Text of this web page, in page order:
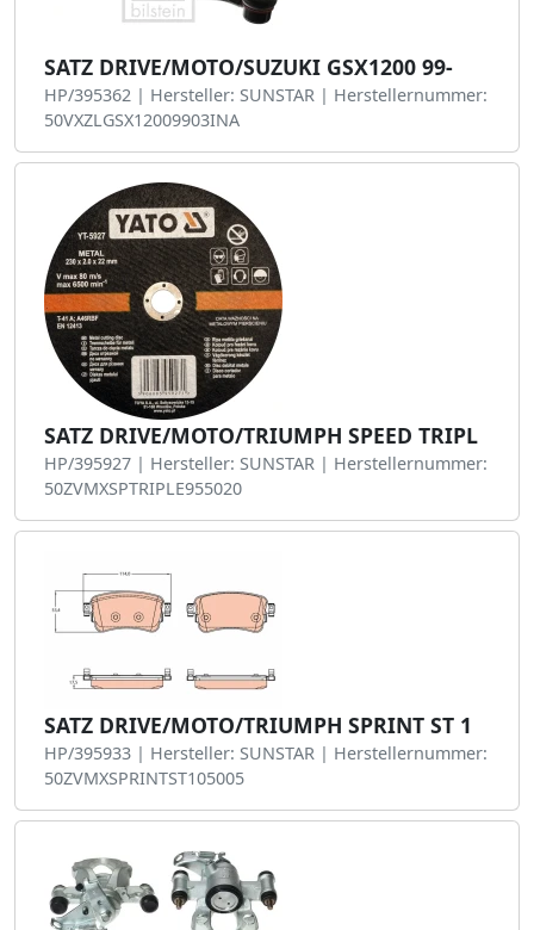
SATZ DRIVE/MOTO/SUZUKI GSX1200 99-
HP/395362 | Hersteller: SUNSTAR | Herstellernummer:
50VXZLGSX12009903INA
SATZ DRIVE/MOTO/TRIUMPH SPEED TRIPL
HP/395927 | Hersteller: SUNSTAR | Herstellernummer:
50ZVMXSPTRIPLE955020
SATZ DRIVE/MOTO/TRIUMPH SPRINT ST 1
HP/395933 | Hersteller: SUNSTAR | Herstellernummer:
50ZVMXSPRINTST105005